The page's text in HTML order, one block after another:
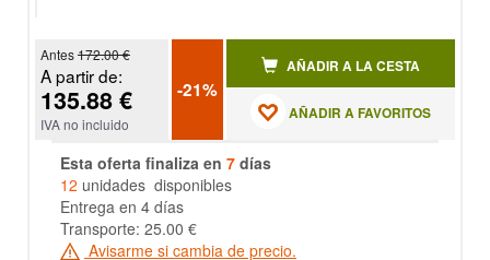
Antes172.00 €
A partir de:
135.88 €
IVA no incluido
-21%
AÑADIR A LA CESTA
AÑADIR A FAVORITOS
Esta oferta finaliza en 7 días
12 unidades disponibles
Entrega en 4 días
Transporte: 25.00 €
Avisarme si cambia de precio.